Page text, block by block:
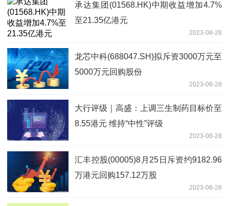
承达集团(01568.HK)中期收益增加4.7%
至21.35亿港元
2023-08-28
龙芯中科(688047.SH)拟斥资3000万元至
5000万元回购股份
2023-08-28
大行评级｜高盛：上调三生制药目标价至
8.55港元 维持“中性”评级
2023-08-28
汇丰控股(00005)8月25日斥资约9182.96
万港元回购157.12万股
2023-08-28